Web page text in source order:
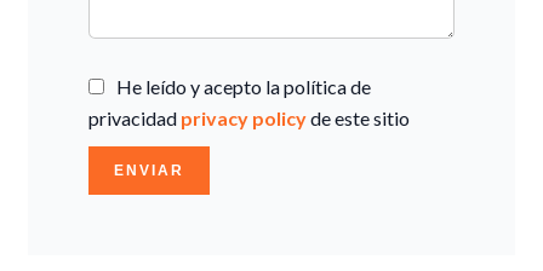
He leído y acepto la política de
privacidad privacy policyde este sitio
ENVIAR